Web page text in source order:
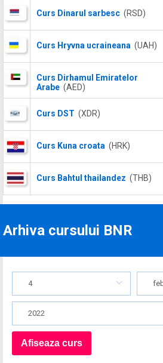
Curs Dinarul sarbesc (RSD)
Curs Hryvna ucraineana (UAH)
Curs Dirhamul Emiratelor
Arabe (AED)
Curs DST (XDR)
Curs Kuna croata (HRK)
Curs Bahtul thailandez (THB)
Arhiva cursului BNR
4
2022